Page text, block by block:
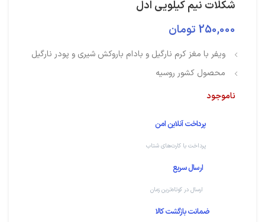
شکلات نیم کیلویی ادل
250,000 تومان
ویفر با مغز کرم نارگیل و بادام باروکش شیری و پودر نارگیل
محصول کشور روسیه
ناموجود
پرداخت آنلاین امن
پرداخت با کارت‌های شتاب
ارسال سریع
ارسال در کوتاه‌ترین زمان
ضمانت بازگشت کالا